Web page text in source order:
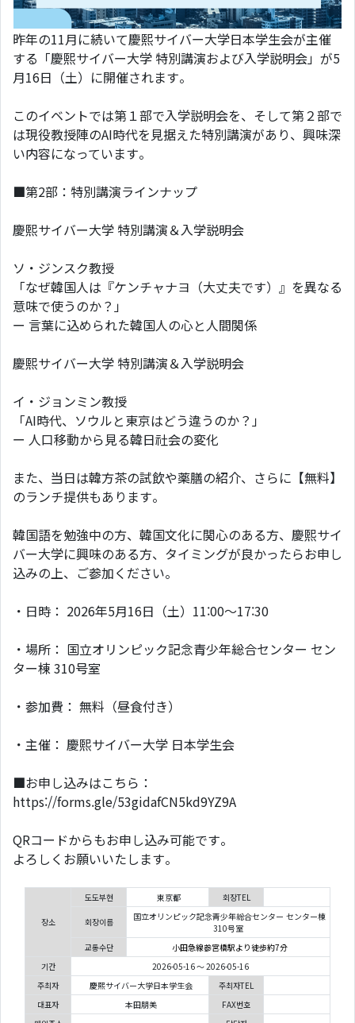
昨年の11月に続いて慶熙サイバー大学日本学生会が主催
する「慶熙サイバー大学 特別講演および入学説明会」が5
月16日（土）に開催されます。
このイベントでは第１部で入学説明会を、そして第２部で
は現役教授陣のAI時代を見据えた特別講演があり、興味深
い内容になっています。
■第2部：特別講演ラインナップ
慶熙サイバー大学 特別講演＆入学説明会
ソ・ジンスク教授
「なぜ韓国人は『ケンチャナヨ（大丈夫です）』を異なる
意味で使うのか？」
ー 言葉に込められた韓国人の心と人間関係
慶熙サイバー大学 特別講演＆入学説明会
イ・ジョンミン教授
「AI時代、ソウルと東京はどう違うのか？」
ー 人口移動から見る韓日社会の変化
また、当日は韓方茶の試飲や薬膳の紹介、さらに【無料】
のランチ提供もあります。
韓国語を勉強中の方、韓国文化に関心のある方、慶熙サイ
バー大学に興味のある方、タイミングが良かったらお申し
込みの上、ご参加ください。
・日時： 2026年5月16日（土）11:00〜17:30
・場所： 国立オリンピック記念青少年総合センター セン
ター棟 310号室
・参加費： 無料（昼食付き）
・主催： 慶熙サイバー大学 日本学生会
■お申し込みはこちら：
https://forms.gle/53gidafCN5kd9YZ9A
QRコードからもお申し込み可能です。
よろしくお願いいたします。
장소
도도부현 東京都 회장TEL
회장이름
国立オリンピック記念青少年総合センター センター棟
310号室
교통수단
小田急線参宮橋駅より徒歩約7分
기간
2026-05-16 ～ 2026-05-16
주최자
慶熙サイバー大学日本学生会
주최자TEL
대표자
本田朋美
FAX번호